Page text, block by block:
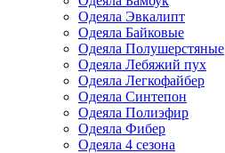
Одеяла Эвкалипт
Одеяла Байковые
Одеяла Полушерстяные
Одеяла Лебяжий пух
Одеяла Легкофайбер
Одеяла Синтепон
Одеяла Полиэфир
Одеяла Фибер
Одеяла 4 сезона